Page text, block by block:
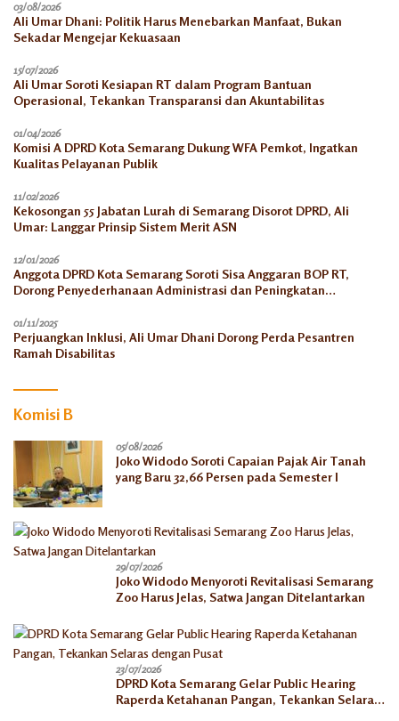
03/08/2026
Ali Umar Dhani: Politik Harus Menebarkan Manfaat, Bukan
Sekadar Mengejar Kekuasaan
15/07/2026
Ali Umar Soroti Kesiapan RT dalam Program Bantuan
Operasional, Tekankan Transparansi dan Akuntabilitas
01/04/2026
Komisi A DPRD Kota Semarang Dukung WFA Pemkot, Ingatkan
Kualitas Pelayanan Publik
11/02/2026
Kekosongan 55 Jabatan Lurah di Semarang Disorot DPRD, Ali
Umar: Langgar Prinsip Sistem Merit ASN
12/01/2026
Anggota DPRD Kota Semarang Soroti Sisa Anggaran BOP RT,
Dorong Penyederhanaan Administrasi dan Peningkatan
01/11/2025
Perjuangkan Inklusi, Ali Umar Dhani Dorong Perda Pesantren
Ramah Disabilitas
Komisi B
05/08/2026
Joko Widodo Soroti Capaian Pajak Air Tanah
yang Baru 32,66 Persen pada Semester I
29/07/2026
Joko Widodo Menyoroti Revitalisasi Semarang
Zoo Harus Jelas, Satwa Jangan Ditelantarkan
23/07/2026
DPRD Kota Semarang Gelar Public Hearing
Raperda Ketahanan Pangan, Tekankan Selaras